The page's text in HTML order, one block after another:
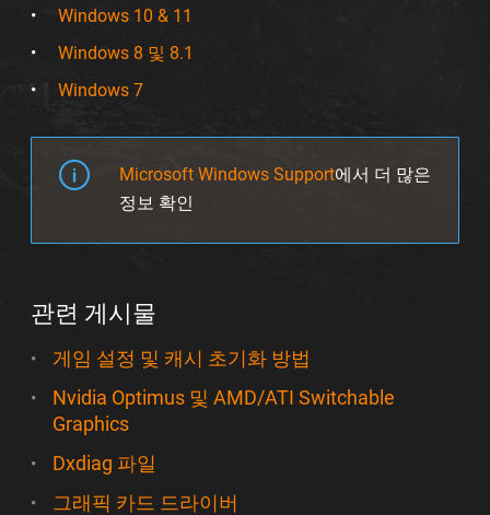
Windows 10 & 11
Windows 8 및 8.1
Windows 7
Microsoft Windows Support에서 더 많은
정보 확인
관련 게시물
게임 설정 및 캐시 초기화 방법
Nvidia Optimus 및 AMD/ATI Switchable
Graphics
Dxdiag 파일
그래픽 카드 드라이버